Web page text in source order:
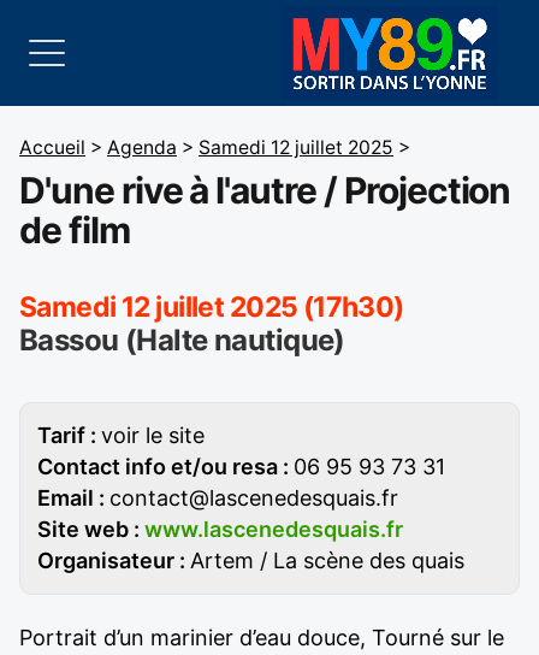
Accueil > Agenda > Samedi 12 juillet 2025 >
D'une rive à l'autre / Projection
de film
Samedi 12 juillet 2025 (17h30)
Bassou (Halte nautique)
Tarif : voir le site
Contact info et/ou resa : 06 95 93 73 31
Email : contact@lascenedesquais.fr
Site web : www.lascenedesquais.fr
Organisateur : Artem / La scène des quais
Portrait d’un marinier d’eau douce, Tourné sur le